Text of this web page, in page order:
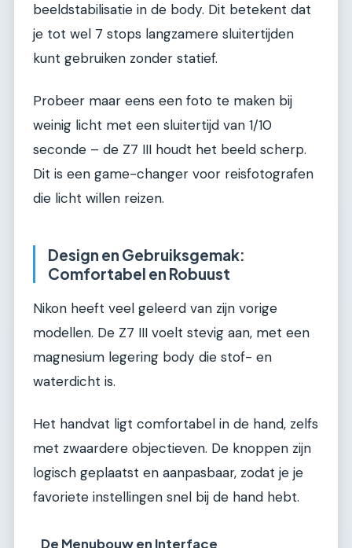
beeldstabilisatie in de body. Dit betekent dat
je tot wel 7 stops langzamere sluitertijden
kunt gebruiken zonder statief.
Probeer maar eens een foto te maken bij
weinig licht met een sluitertijd van 1/10
seconde – de Z7 III houdt het beeld scherp.
Dit is een game-changer voor reisfotografen
die licht willen reizen.
Design en Gebruiksgemak:
Comfortabel en Robuust
Nikon heeft veel geleerd van zijn vorige
modellen. De Z7 III voelt stevig aan, met een
magnesium legering body die stof- en
waterdicht is.
Het handvat ligt comfortabel in de hand, zelfs
met zwaardere objectieven. De knoppen zijn
logisch geplaatst en aanpasbaar, zodat je je
favoriete instellingen snel bij de hand hebt.
De Menubouw en Interface